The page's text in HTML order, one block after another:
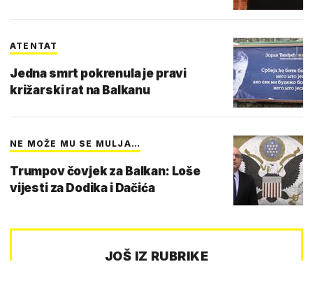
ATENTAT
Jedna smrt pokrenula je pravi
križarski rat na Balkanu
NE MOŽE MU SE MULJA…
Trumpov čovjek za Balkan: Loše
vijesti za Dodika i Dačića
JOŠ IZ RUBRIKE